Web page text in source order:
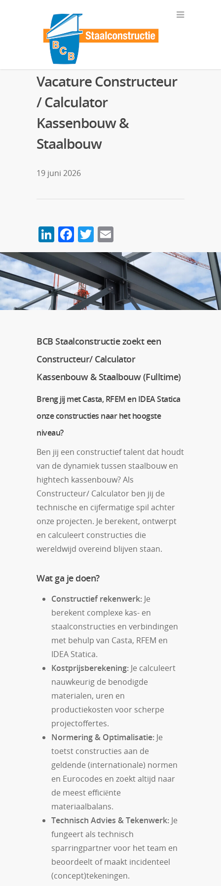
Vacature Constructeur
/ Calculator
Kassenbouw &
Staalbouw
19 juni 2026
LinkedIn
Facebook
Twitter
BCB Staalconstructie zoekt een
Constructeur/ Calculator
Kassenbouw & Staalbouw (Fulltime)
Breng jij met Casta, RFEM en IDEA Statica
onze constructies naar het hoogste
niveau?
Ben jij een constructief talent dat houdt
van de dynamiek tussen staalbouw en
hightech kassenbouw? Als
Constructeur/ Calculator ben jij de
technische en cijfermatige spil achter
onze projecten. Je berekent, ontwerpt
en calculeert constructies die
wereldwijd overeind blijven staan.
Wat ga je doen?
Constructief rekenwerk: Je
berekent complexe kas- en
staalconstructies en verbindingen
met behulp van Casta, RFEM en
IDEA Statica.
Kostprijsberekening: Je calculeert
nauwkeurig de benodigde
materialen, uren en
productiekosten voor scherpe
projectoffertes.
Normering & Optimalisatie: Je
toetst constructies aan de
geldende (internationale) normen
en Eurocodes en zoekt altijd naar
de meest efficiënte
materiaalbalans.
Technisch Advies & Tekenwerk: Je
fungeert als technisch
sparringpartner voor het team en
beoordeelt of maakt incidenteel
(concept)tekeningen.